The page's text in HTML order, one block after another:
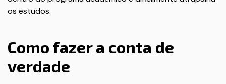
os estudos.
Como fazer a conta de
verdade